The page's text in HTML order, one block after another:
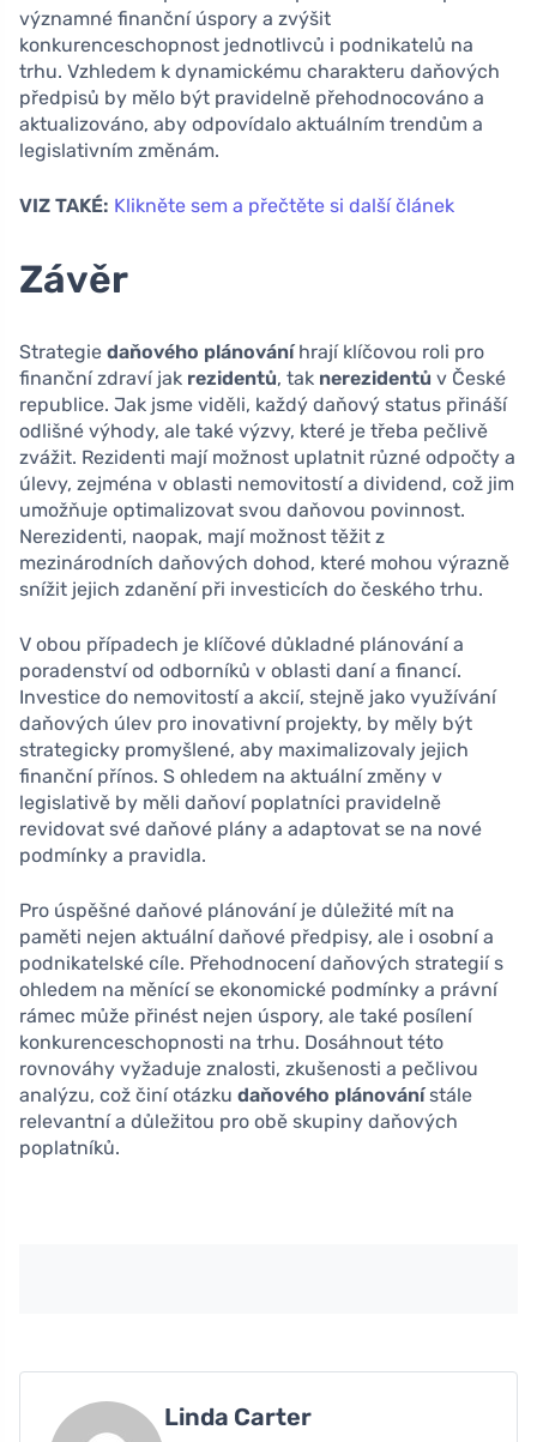
významné finanční úspory a zvýšit
konkurenceschopnost jednotlivců i podnikatelů na
trhu. Vzhledem k dynamickému charakteru daňových
předpisů by mělo být pravidelně přehodnocováno a
aktualizováno, aby odpovídalo aktuálním trendům a
legislativním změnám.
VIZ TAKÉ: Klikněte sem a přečtěte si další článek
Závěr
Strategie daňového plánováníhrají klíčovou roli pro
finanční zdraví jak rezidentů, tak nerezidentů v České
republice. Jak jsme viděli, každý daňový status přináší
odlišné výhody, ale také výzvy, které je třeba pečlivě
zvážit. Rezidenti mají možnost uplatnit různé odpočty a
úlevy, zejména v oblasti nemovitostí a dividend, což jim
umožňuje optimalizovat svou daňovou povinnost.
Nerezidenti, naopak, mají možnost těžit z
mezinárodních daňových dohod, které mohou výrazně
snížit jejich zdanění při investicích do českého trhu.
V obou případech je klíčové důkladné plánování a
poradenství od odborníků v oblasti daní a financí.
Investice do nemovitostí a akcií, stejně jako využívání
daňových úlev pro inovativní projekty, by měly být
strategicky promyšlené, aby maximalizovaly jejich
finanční přínos. S ohledem na aktuální změny v
legislativě by měli daňoví poplatníci pravidelně
revidovat své daňové plány a adaptovat se na nové
podmínky a pravidla.
Pro úspěšné daňové plánování je důležité mít na
paměti nejen aktuální daňové předpisy, ale i osobní a
podnikatelské cíle. Přehodnocení daňových strategií s
ohledem na měnící se ekonomické podmínky a právní
rámec může přinést nejen úspory, ale také posílení
konkurenceschopnosti na trhu. Dosáhnout této
rovnováhy vyžaduje znalosti, zkušenosti a pečlivou
analýzu, což činí otázku daňového plánovánístále
relevantní a důležitou pro obě skupiny daňových
poplatníků.
Linda Carter